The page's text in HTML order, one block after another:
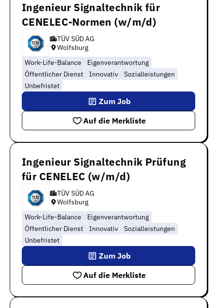
Ingenieur Signaltechnik für
CENELEC-Normen (w/m/d)
TÜV SÜD AG
Wolfsburg
Work-Life-Balance
Eigenverantwortung
Öffentlicher Dienst
Innovativ
Sozialleistungen
Unbefristet
Auf die Merkliste
Zum Job
Ingenieur Signaltechnik Prüfung
für CENELEC (w/m/d)
TÜV SÜD AG
Wolfsburg
Work-Life-Balance
Eigenverantwortung
Öffentlicher Dienst
Innovativ
Sozialleistungen
Unbefristet
Auf die Merkliste
Zum Job